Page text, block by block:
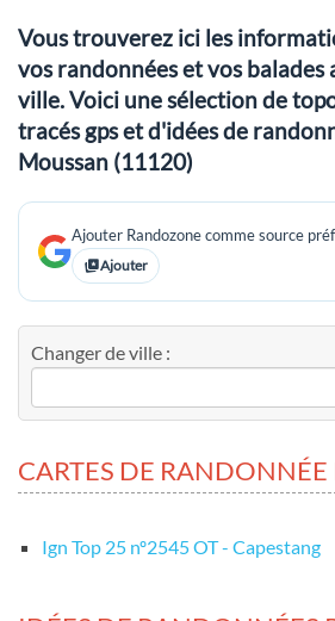
Vous trouverez ici les
vos randonnées et vos
ville. Voici une sélection de
tracés gps et d'idées de
Moussan (11120)
Ajouter Randozone comme source
Ajouter
Changer de ville :
CARTES DE
Ign Top 25 nº2545 OT - Capestang